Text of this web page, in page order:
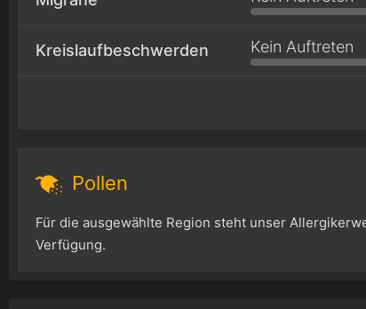
Kreislaufbeschwerden Kein Auftreten
Pollen
Für die ausgewählte Region steht unser
Verfügung.